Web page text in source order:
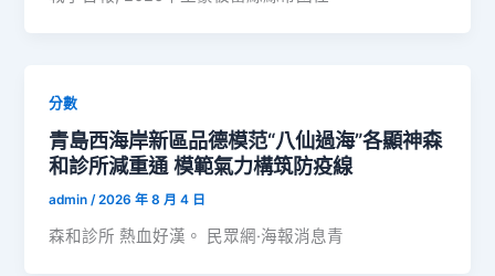
分數
青島西海岸新區品德模范“八仙過海”各顯神森
和診所減重通 模範氣力構筑防疫線
admin/2026 年 8 月 4 日
森和診所 熱血好漢。 民眾網·海報消息青